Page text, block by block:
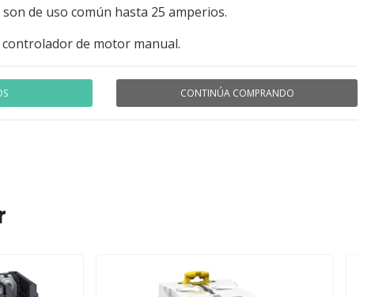
de uso común hasta 25 amperios.
de motor manual.
CONTINÚA COMPRANDO